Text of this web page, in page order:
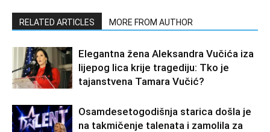
RELATED ARTICLES MORE FROM AUTHOR
Elegantna žena Aleksandra Vučića iza
lijepog lica krije tragediju: Tko je
tajanstvena Tamara Vučić?
Osamdesetogodišnja starica došla je
na takmičenje talenata i zamolila za